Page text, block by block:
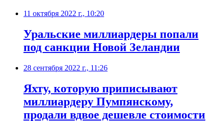
11 октября 2022 г., 10:20
​Уральские миллиардеры попали
под санкции Новой Зеландии
28 сентября 2022 г., 11:26
Яхту, которую приписывают
миллиардеру Пумпянскому,
продали вдвое дешевле стоимости